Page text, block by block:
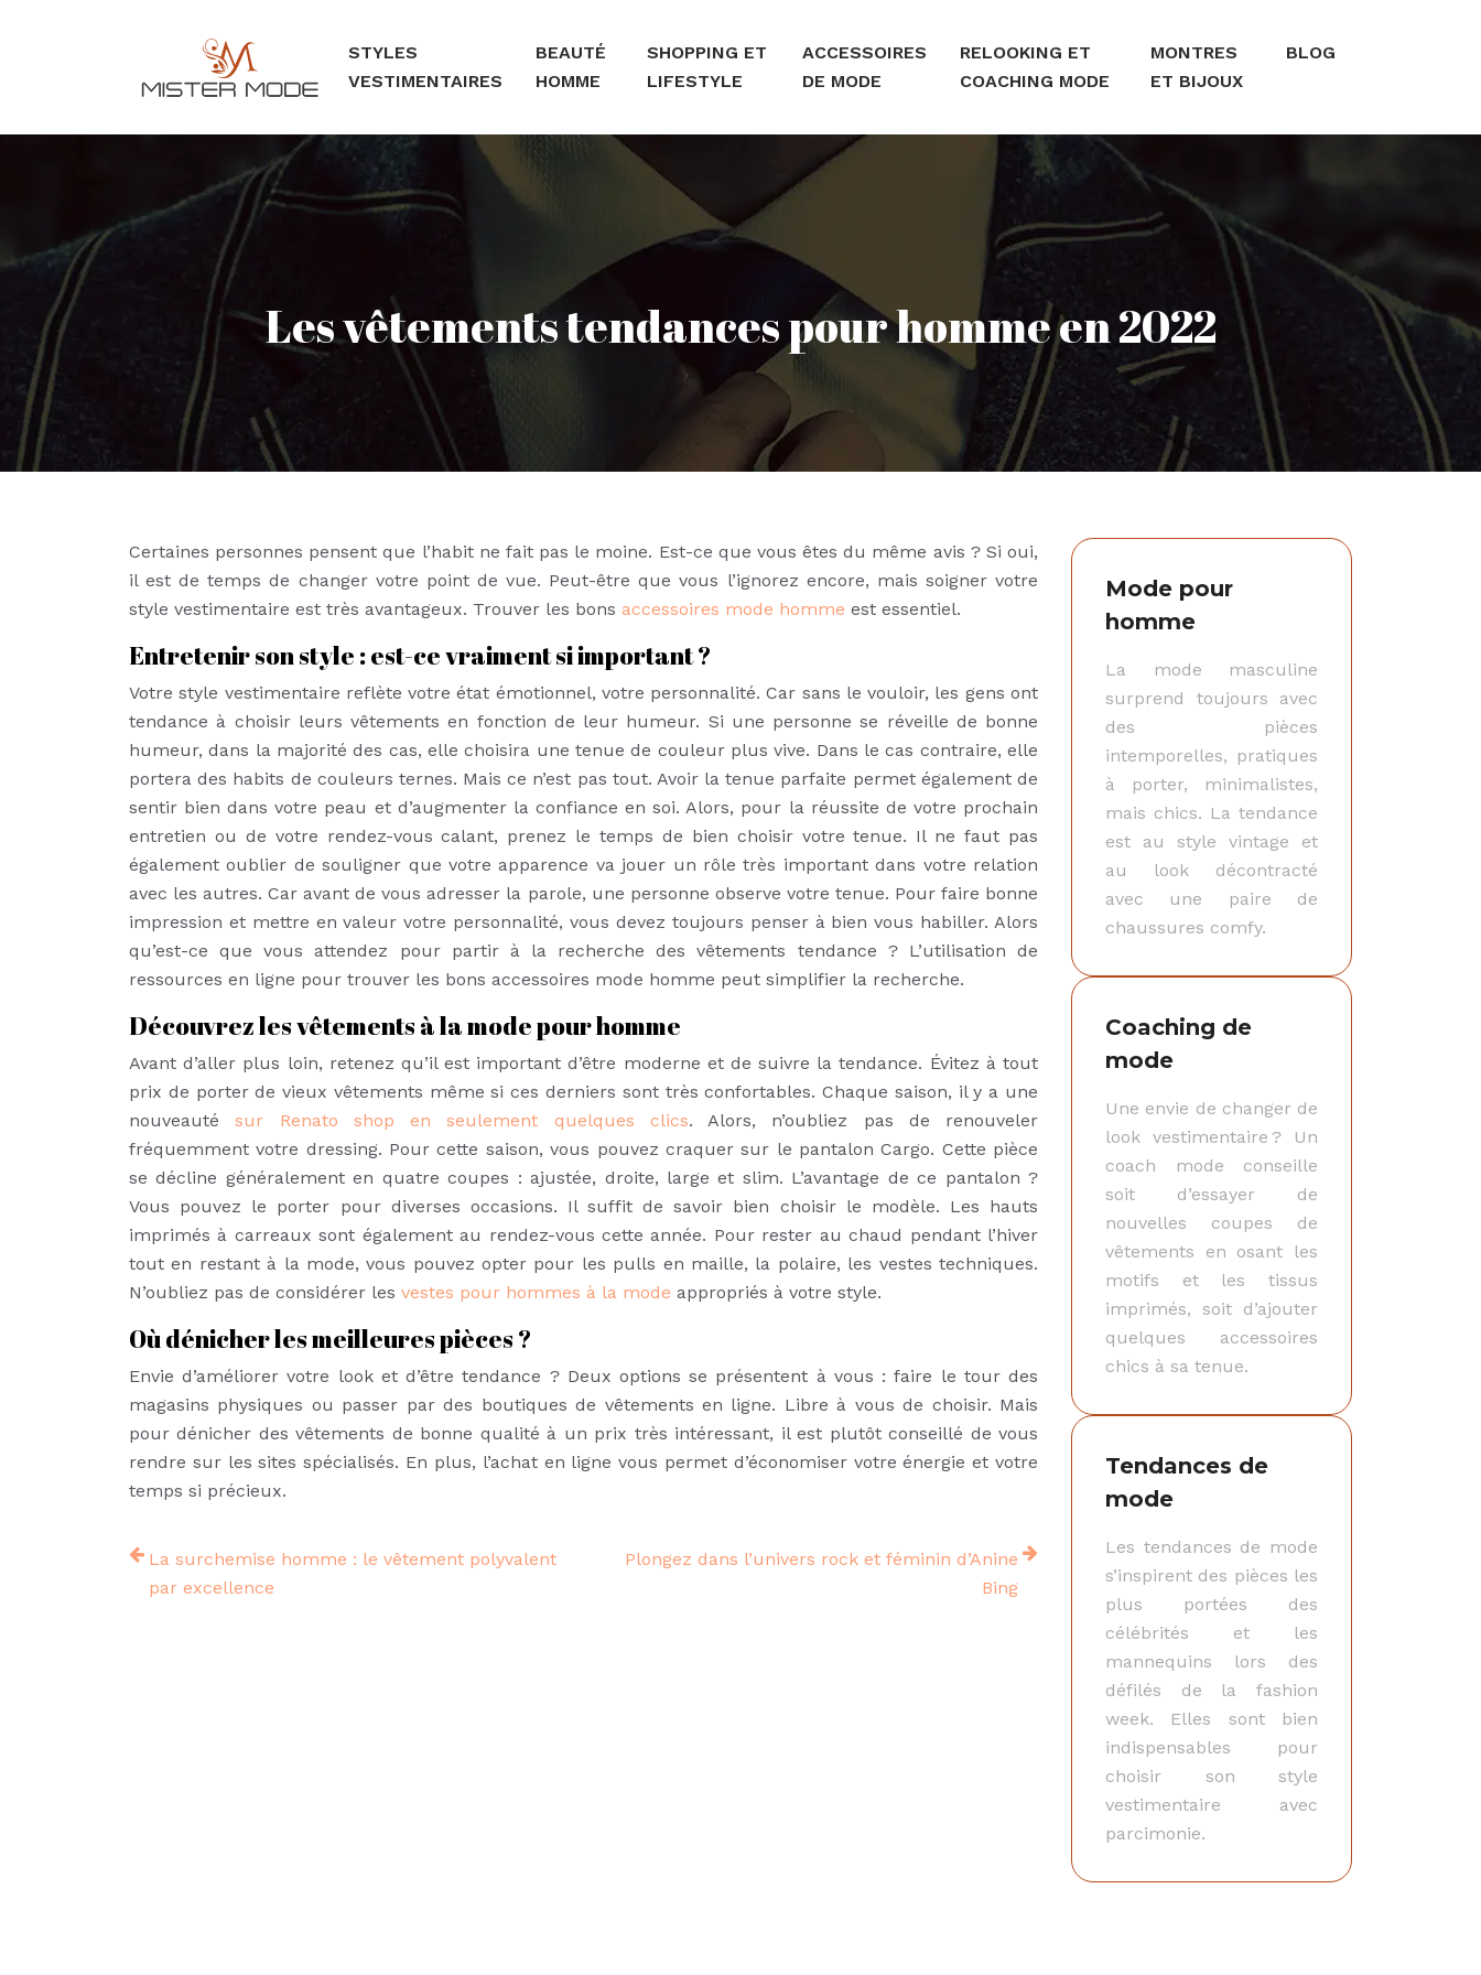
STYLES
VESTIMENTAIRES
BEAUTÉ
HOMME
SHOPPING ET
LIFESTYLE
ACCESSOIRES
DE MODE
RELOOKING ET
COACHING MODE
MONTRES
ET BIJOUX
BLOG
Les vêtements tendances pour homme en 2022
Certaines personnes pensent que l’habit ne fait pas le moine. Est-ce que vous êtes du même avis ? Si oui,
il est de temps de changer votre point de vue. Peut-être que vous l’ignorez encore, mais soigner votre
style vestimentaire est très avantageux. Trouver les bons accessoires mode homme est essentiel.
Entretenir son style : est-ce vraiment si important ?
Votre style vestimentaire reflète votre état émotionnel, votre personnalité. Car sans le vouloir, les gens ont
tendance à choisir leurs vêtements en fonction de leur humeur. Si une personne se réveille de bonne
humeur, dans la majorité des cas, elle choisira une tenue de couleur plus vive. Dans le cas contraire, elle
portera des habits de couleurs ternes. Mais ce n’est pas tout. Avoir la tenue parfaite permet également de
sentir bien dans votre peau et d’augmenter la confiance en soi. Alors, pour la réussite de votre prochain
entretien ou de votre rendez-vous calant, prenez le temps de bien choisir votre tenue. Il ne faut pas
également oublier de souligner que votre apparence va jouer un rôle très important dans votre relation
avec les autres. Car avant de vous adresser la parole, une personne observe votre tenue. Pour faire bonne
impression et mettre en valeur votre personnalité, vous devez toujours penser à bien vous habiller. Alors
qu’est-ce que vous attendez pour partir à la recherche des vêtements tendance ? L’utilisation de
ressources en ligne pour trouver les bons accessoires mode homme peut simplifier la recherche.
Découvrez les vêtements à la mode pour homme
Avant d’aller plus loin, retenez qu’il est important d’être moderne et de suivre la tendance. Évitez à tout
prix de porter de vieux vêtements même si ces derniers sont très confortables. Chaque saison, il y a une
nouveautésur Renato shop en seulement quelques clics. Alors, n’oubliez pas de renouveler
fréquemment votre dressing. Pour cette saison, vous pouvez craquer sur le pantalon Cargo. Cette pièce
se décline généralement en quatre coupes : ajustée, droite, large et slim. L’avantage de ce pantalon ?
Vous pouvez le porter pour diverses occasions. Il suffit de savoir bien choisir le modèle. Les hauts
imprimés à carreaux sont également au rendez-vous cette année. Pour rester au chaud pendant l’hiver
tout en restant à la mode, vous pouvez opter pour les pulls en maille, la polaire, les vestes techniques.
N’oubliez pas de considérer les vestes pour hommes à la mode appropriés à votre style.
Où dénicher les meilleures pièces ?
Envie d’améliorer votre look et d’être tendance ? Deux options se présentent à vous : faire le tour des
magasins physiques ou passer par des boutiques de vêtements en ligne. Libre à vous de choisir. Mais
pour dénicher des vêtements de bonne qualité à un prix très intéressant, il est plutôt conseillé de vous
rendre sur les sites spécialisés. En plus, l’achat en ligne vous permet d’économiser votre énergie et votre
temps si précieux.
La surchemise homme : le vêtement polyvalent
par excellence
Plongez dans l’univers rock et féminin d’Anine
Bing
Mode pour
homme
La mode masculine
surprend toujours avec
des pièces
intemporelles, pratiques
à porter, minimalistes,
mais chics. La tendance
est au style vintage et
au look décontracté
avec une paire de
chaussures comfy.
Coaching de
mode
Une envie de changer de
look vestimentaire ? Un
coach mode conseille
soit d’essayer de
nouvelles coupes de
vêtements en osant les
motifs et les tissus
imprimés, soit d’ajouter
quelques accessoires
chics à sa tenue.
Tendances de
mode
Les tendances de mode
s’inspirent des pièces les
plus portées des
célébrités et les
mannequins lors des
défilés de la fashion
week. Elles sont bien
indispensables pour
choisir son style
vestimentaire avec
parcimonie.